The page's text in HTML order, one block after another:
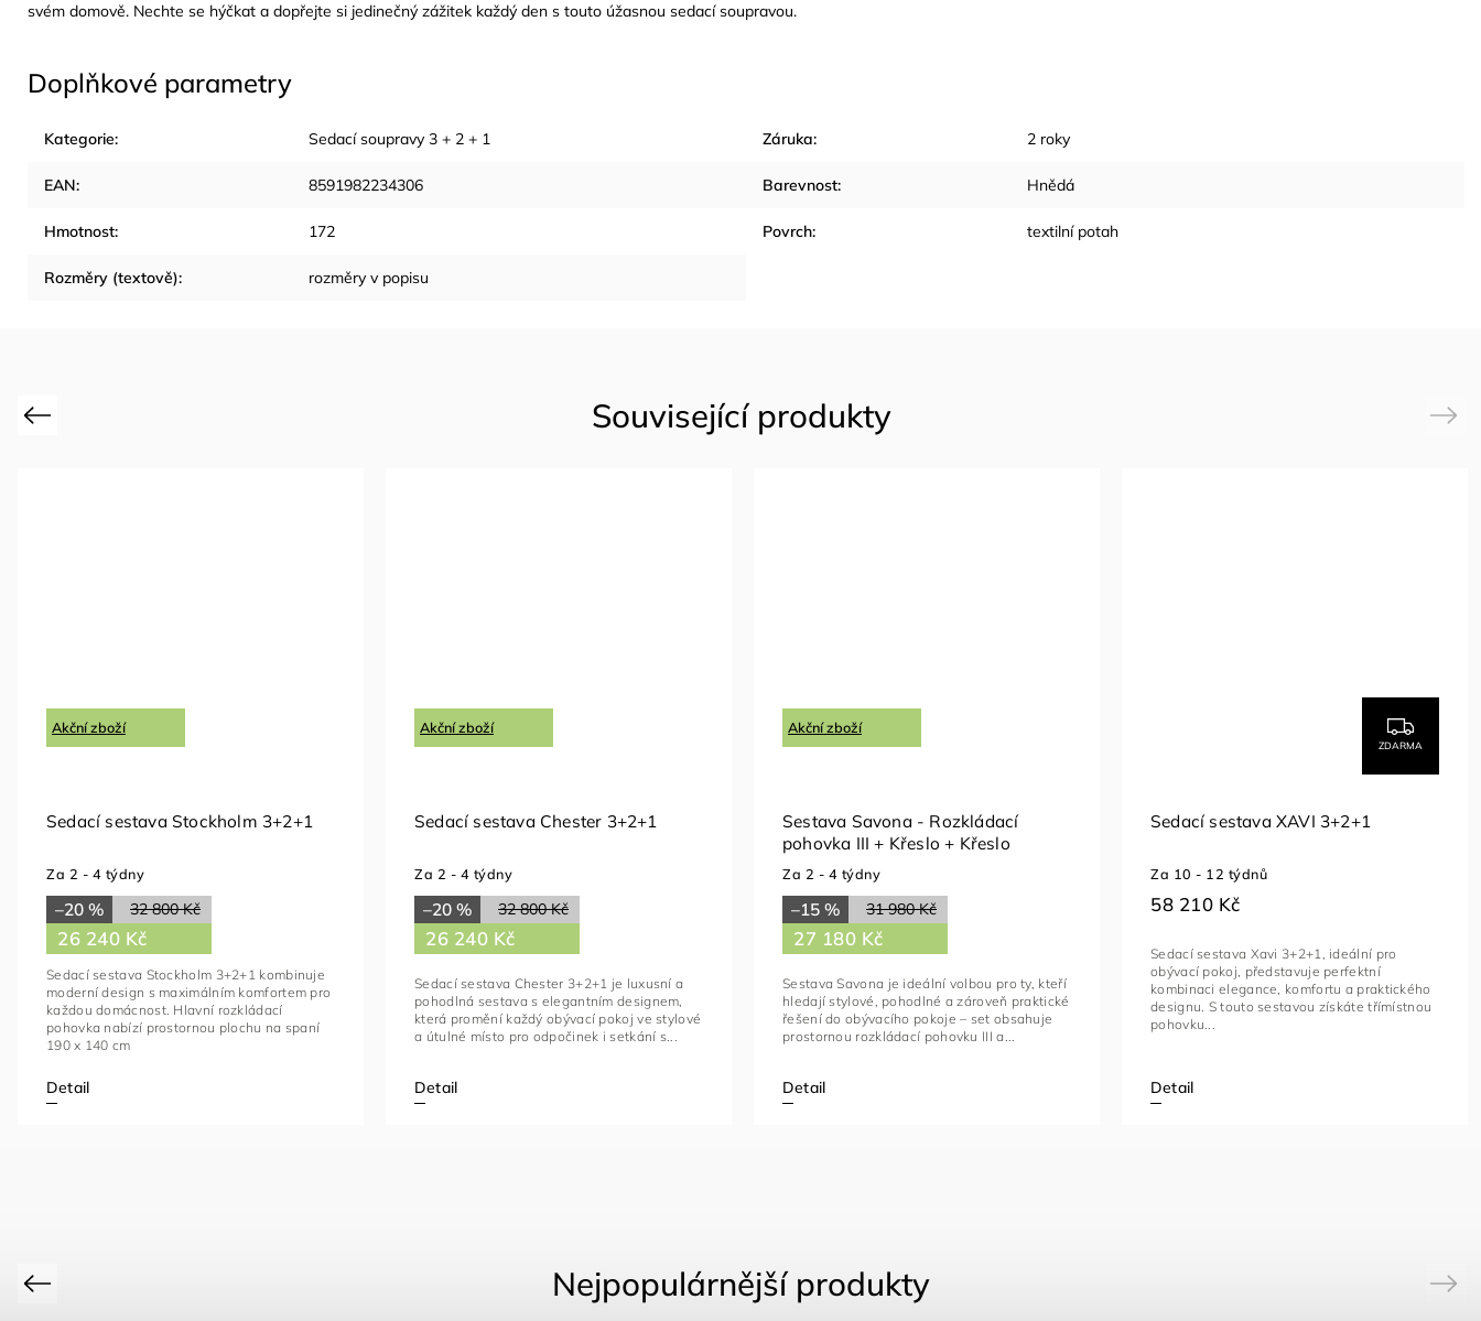
svém domově. Nechte se hýčkat a dopřejte si jedinečný zážitek každý den s touto úžasnou sedací soupravou.
Doplňkové parametry
Kategorie: Sedací soupravy 3 + 2 + 1 Záruka: 2 roky
EAN: 8591982234306 Barevnost: Hnědá
Hmotnost: 172 Povrch: textilní potah
Rozměry (textově): rozměry v popisu
Previous
Akční zboží
Sedací sestava Stockholm 3+2+1
Za 2 - 4 týdny
32 800 Kč
–20 %
26 240 Kč
Detail
Sedací sestava Stockholm 3+2+1 kombinuje
moderní design s maximálním komfortem pro
každou domácnost. Hlavní rozkládací
pohovka nabízí prostornou plochu na spaní
190 x 140 cm
Akční zboží
Sedací sestava Chester 3+2+1
Za 2 - 4 týdny
32 800 Kč
–20 %
26 240 Kč
Detail
Sedací sestava Chester 3+2+1 je luxusní a
pohodlná sestava s elegantním designem,
která promění každý obývací pokoj ve stylové
a útulné místo pro odpočinek i setkání s...
Akční zboží
Sestava Savona - Rozkládací
pohovka III + Křeslo + Křeslo
Za 2 - 4 týdny
31 980 Kč
–15 %
27 180 Kč
Detail
Sestava Savona je ideální volbou pro ty, kteří
hledají stylové, pohodlné a zároveň praktické
řešení do obývacího pokoje – set obsahuje
prostornou rozkládací pohovku III a...
ZDARMA
Sedací sestava XAVI 3+2+1
Za 10 - 12 týdnů
58 210 Kč
Detail
Sedací sestava Xavi 3+2+1, ideální pro
obývací pokoj, představuje perfektní
kombinaci elegance, komfortu a praktického
designu. S touto sestavou získáte třímístnou
pohovku...
Next
Previous Next